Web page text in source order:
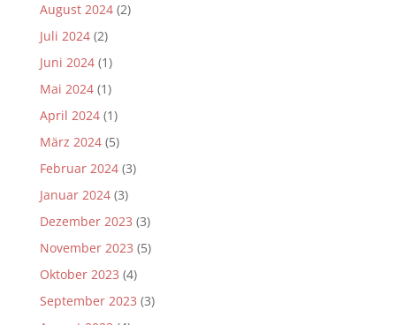
August 2024(2)
Juli 2024(2)
Juni 2024(1)
Mai 2024(1)
April 2024(1)
März 2024(5)
Februar 2024(3)
Januar 2024(3)
Dezember 2023 (3)
November 2023 (5)
Oktober 2023 (4)
September 2023 (3)